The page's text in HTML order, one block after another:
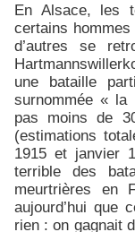
En Alsace, les
certains hommes
d’autres se
une bataille
surnommée « la
pas moins de
(estimations
1915 et janvier
terrible des
meurtrières en
aujourd’hui que
rien : on gagnait